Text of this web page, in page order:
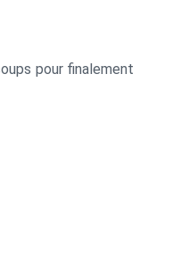
pour finalement